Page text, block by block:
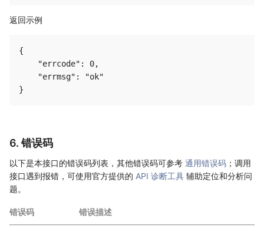
返回示例
{
    "errcode": 0,
    "errmsg": "ok"
6. 错误码
以下是本接口的错误码列表，其他错误码可参考 通用错误码 ；调用
接口遇到报错，可使用官方提供的 API 诊断工具 辅助定位和分析问
题。
错误码 错误描述